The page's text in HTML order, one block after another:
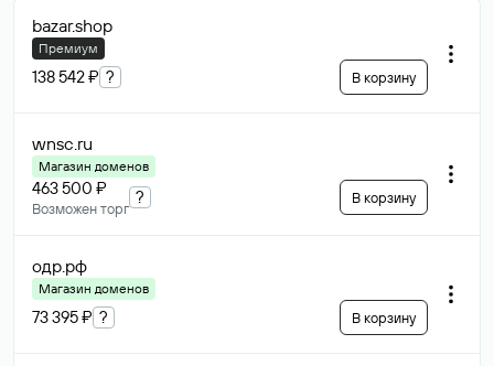
bazar.shop
Премиум
138 542 ₽ ? В корзину
wnsc.ru
Магазин доменов
463 500 ₽
Возможен торг
? В корзину
одр.рф
Магазин доменов
73 395 ₽ ? В корзину